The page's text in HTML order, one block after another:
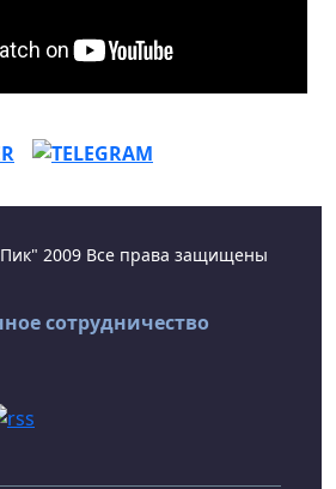
2009 Все права защищены
сотрудничество